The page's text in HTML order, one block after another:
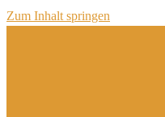
Zum Inhalt springen